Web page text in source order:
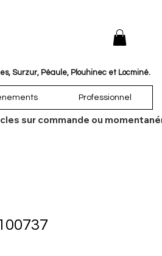
Surzur, Péaule, Plouhinec et Locminé.
Professionnel
sur commande ou